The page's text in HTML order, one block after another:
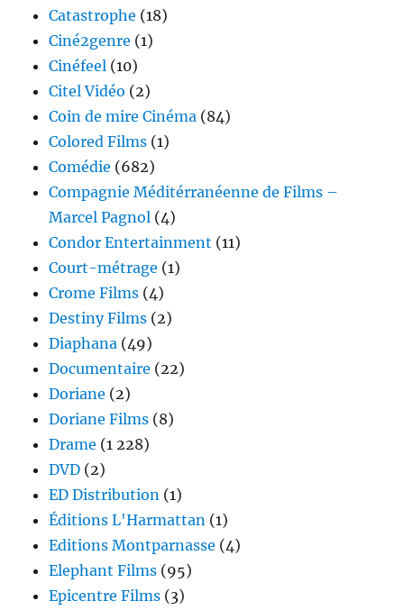
Catastrophe (18)
Ciné2genre (1)
Cinéfeel (10)
Citel Vidéo (2)
Coin de mire Cinéma (84)
Colored Films (1)
Comédie (682)
Compagnie Méditérranéenne de Films –
Marcel Pagnol (4)
Condor Entertainment (11)
Court-métrage (1)
Crome Films (4)
Destiny Films (2)
Diaphana (49)
Documentaire (22)
Doriane (2)
Doriane Films (8)
Drame (1 228)
DVD (2)
ED Distribution (1)
Éditions L'Harmattan (1)
Editions Montparnasse (4)
Elephant Films (95)
Epicentre Films (3)